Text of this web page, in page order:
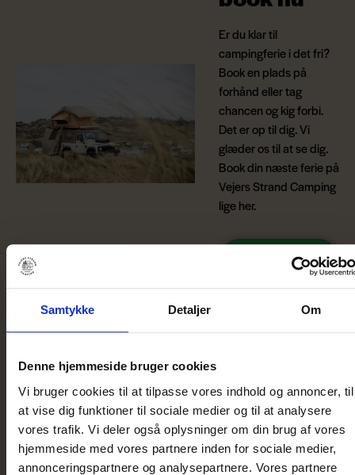
Samtykke Detaljer Om
Denne hjemmeside bruger cookies
Vi bruger cookies til at tilpasse vores indhold og annoncer, til
at vise dig funktioner til sociale medier og til at analysere
vores trafik. Vi deler også oplysninger om din brug af vores
hjemmeside med vores partnere inden for sociale medier,
annonceringspartnere og analysepartnere. Vores partnere
Er du klar til
campingferie i det fri?
Book en plads på
forhånd eller tag
chancen og kig forbi.
Det er op til dig. Vi
glæder os til at se dig.
Book din næste ferie på
Vejers Strand Camping
lige her.
Book en
plads her
omkring Vejers – der afholdes også
Svampeuge i området.
Læs mere om Svampeuge